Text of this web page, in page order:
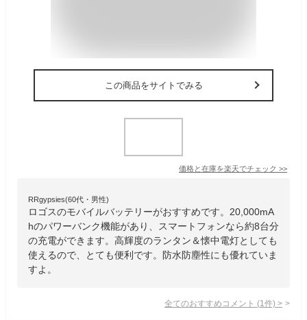
この商品をサイトでみる
価格と在庫を楽天でチェック >>
RRgypsies(60代・男性)
ロゴスのモバイルバッテリーがおすすめです。20,000mA
hのパワーバンク機能があり、スマートフォンなら約8台分
の充電ができます。高輝度のランタン＆懐中電灯としても
使えるので、とても便利です。防水防塵性にも優れていま
すよ。
全てのおすすめコメント (1 件) >